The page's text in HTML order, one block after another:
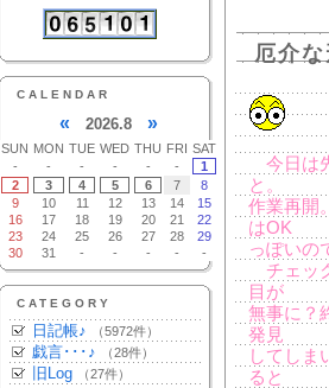
CALENDAR
« 2026.8 »
SUN MON TUE WED THU FRI SAT
-
- - - - -
1
2
3 4 5 6 7
8
9
10 11 12 13 14
15
16
17 18 19 20 21
22
23
24 25 26 27 28
29
30
31 - - - - -
CATEGORY
日記帳♪ （5972件）
戯言･･･♪ （28件）
旧Log （27件）
厄介
今日は
と。
作業再開
はOK
っぽいの
チェッ
目が
無事に？
発見
してしま
ると